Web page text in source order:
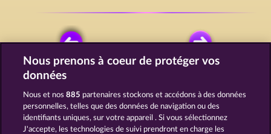
Nous prenons à coeur de protéger vos
données
Nous et nos885 partenaires stockons et accédons à des données
personnelles, telles que des données de navigation ou des
identifiants uniques, sur votre appareil . Si vous sélectionnez
J'accepte, les technologies de suivi prendront en charge les